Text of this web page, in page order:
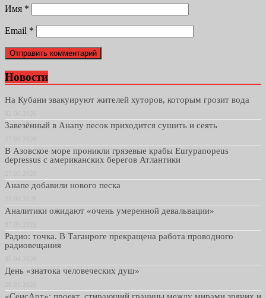
Имя *
Email *
Новости
На Кубани эвакуируют жителей хуторов, которым грозит вода
Завезённый в Анапу песок приходится сушить и сеять
В Азовское море проникли грязевые крабы Eurypanopeus
depressus с американских берегов Атлантики
Анапе добавили нового песка
Аналитики ожидают «очень умеренной девальвации»
Радио: точка. В Таганроге прекращена работа проводного
радиовещания
День «знатока человеческих душ»